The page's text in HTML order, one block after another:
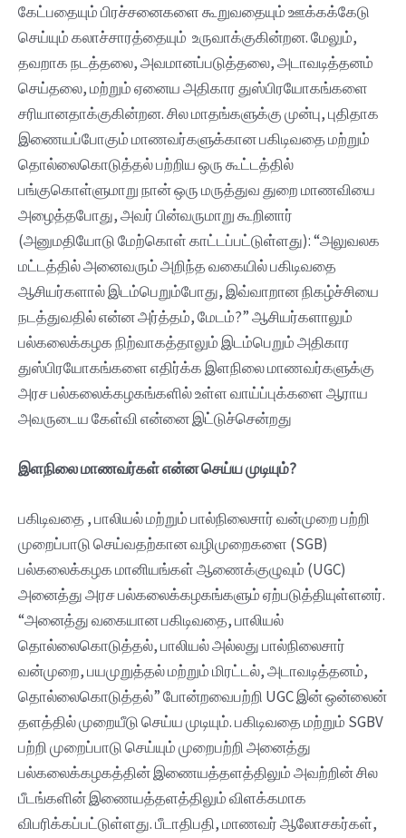
கேட்பதையும் பிரச்சனைகளை கூறுவதையும் ஊக்கக்கேடு
செய்யும் கலாச்சாரத்தையும் உருவாக்குகின்றன. மேலும்,
தவறாக நடத்தலை, அவமானப்படுத்தலை, அடாவடித்தனம்
செய்தலை, மற்றும் ஏனைய அதிகார துஸ்பிரயோகங்களை
சரியானதாக்குகின்றன. சில மாதங்களுக்கு முன்பு, புதிதாக
இணையப்போகும் மாணவர்களுக்கான பகிடிவதை மற்றும்
தொல்லைகொடுத்தல் பற்றிய ஒரு கூட்டத்தில்
பங்குகொள்ளுமாறு நான் ஒரு மருத்துவ துறை மாணவியை
அழைத்தபோது, அவர் பின்வருமாறு கூறினார்
(அனுமதியோடு மேற்கொள் காட்டப்பட்டுள்ளது): “அலுவலக
மட்டத்தில் அனைவரும் அறிந்த வகையில் பகிடிவதை
ஆசியர்களால் இடம்பெறும்போது, இவ்வாறான நிகழ்ச்சியை
நடத்துவதில் என்ன அர்த்தம், மேடம்?” ஆசியர்களாலும்
பல்கலைக்கழக நிற்வாகத்தாலும் இடம்பெறும் அதிகார
துஸ்பிரயோகங்களை எதிர்க்க இளநிலை மாணவர்களுக்கு
அரச பல்கலைக்கழகங்களில் உள்ள வாய்ப்புக்களை ஆராய
அவருடைய கேள்வி என்னை இட்டுச்சென்றது
இளநிலை மாணவர்கள் என்ன செய்ய முடியும்?
பகிடிவதை , பாலியல் மற்றும் பால்நிலைசார் வன்முறை பற்றி
முறைப்பாடு செய்வதற்கான வழிமுறைகளை (SGB)
பல்கலைக்கழக மானியங்கள் ஆணைக்குழுவும் (UGC)
அனைத்து அரச பல்கலைக்கழகங்களும் ஏற்படுத்தியுள்ளனர்.
“அனைத்து வகையான பகிடிவதை, பாலியல்
தொல்லைகொடுத்தல், பாலியல் அல்லது பால்நிலைசார்
வன்முறை, பயமுறுத்தல் மற்றும் மிரட்டல், அடாவடித்தனம்,
தொல்லைகொடுத்தல்” போன்றவைபற்றி UGC இன் ஒன்லைன்
தளத்தில் முறையீடு செய்ய முடியும். பகிடிவதை மற்றும் SGBV
பற்றி முறைப்பாடு செய்யும் முறைபற்றி அனைத்து
பல்கலைக்கழகத்தின் இணையத்தளத்திலும் அவற்றின் சில
பீடங்களின் இணையத்தளத்திலும் விளக்கமாக
விபரிக்கப்பட்டுள்ளது. பீடாதிபதி, மாணவர் ஆலோசகர்கள்,